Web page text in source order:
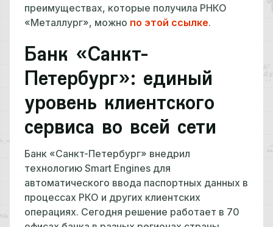
преимуществах, которые получила РНКО
«Металлург», можно по этой ссылке.
Банк «Санкт-
Петербург»: единый
уровень клиентского
сервиса во всей сети
Банк «Санкт-Петербург» внедрил
технологию Smart Engines для
автоматического ввода паспортных данных в
процессах РКО и других клиентских
операциях. Сегодня решение работает в 70